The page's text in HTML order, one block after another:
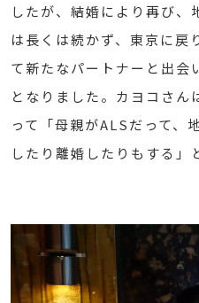
したが、結婚により再び、
は長くは続かず、東京に戻
て新たなパートナーと出会
となりました。カヨコさ
って「母親がALSだって、
したり離婚したりもする」